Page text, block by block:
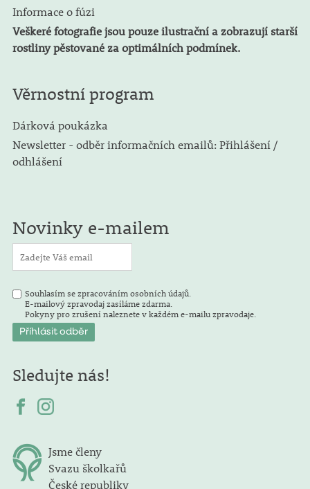
Informace o fúzi
Veškeré fotografie jsou pouze ilustrační a zobrazují starší
rostliny pěstované za optimálních podmínek.
Věrnostní program
Dárková poukázka
Newsletter - odběr informačních emailů: Přihlášení /
odhlášení
Novinky e-mailem
Souhlasím se zpracováním osobních údajů.
E-mailový zpravodaj zasíláme zdarma.
Pokyny pro zrušení naleznete v každém e-mailu zpravodaje.
Sledujte nás!
Jsme členy
Svazu školkařů
České republiky